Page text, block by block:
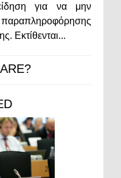
για να μην
Εκτίθενται...